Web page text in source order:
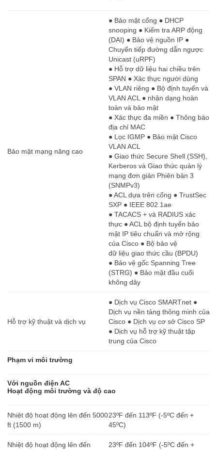
Bảo mật mạng nâng cao
● Bảo mật cổng ● DHCP
snooping ● Kiểm tra ARP động
(DAI) ● Bảo vệ nguồn IP ●
Chuyển tiếp đường dẫn ngược
Unicast (uRPF)
● Hỗ trợ dữ liệu hai chiều trên
SPAN ● Xác thực người dùng
● VLAN riêng ● Bộ định tuyến và
VLAN ACL ● nhận dạng hoàn
toàn và bảo mật
● Xác thực đa miền ● Thông báo
địa chỉ MAC
● Lọc IGMP ● Bảo mật Cisco
VLAN ACL
● Giao thức Secure Shell (SSH),
Kerberos và Giao thức quản lý
mạng đơn giản Phiên bản 3
(SNMPv3)
● ACL dựa trên cổng ● TrustSec
SXP ● IEEE 802.1ae
● TACACS + và RADIUS xác
thực ● ACL bộ định tuyến bảo
mật IP tiêu chuẩn và mở rộng
của Cisco ● Bộ bảo vệ
dữ liệu giao thức cầu (BPDU)
● Bảo vệ gốc Spanning Tree
(STRG) ● Bảo mật đầu cuối
không dây
Hỗ trợ kỹ thuật và dịch vụ
● Dịch vụ Cisco SMARTnet ●
Dịch vụ nền tảng thông minh của
Cisco ● Dịch vụ cơ sở Cisco SP
● Dịch vụ hỗ trợ kỹ thuật tập
trung của Cisco
Phạm vi môi trường
Với nguồn điện AC
Hoạt động môi trường và độ cao
Nhiệt độ hoạt động lên đến 5000
ft (1500 m)
23ºF đến 113ºF (-5ºC đến +
45ºC)
Nhiệt độ hoạt động lên đến
23ºF đến 104ºF (-5ºC đến +